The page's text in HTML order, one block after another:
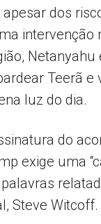
dos
intervenção
Netanyahu
Teerã e
luz do dia.
do
exige uma
Steve Witcoff.